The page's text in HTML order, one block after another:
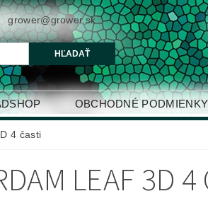
grower@grower.sk
OBCHODNÉ PODMIENKY
4 časti
LEAF 3D 4